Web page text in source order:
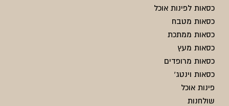
כסאות לפינות אוכל
כסאות מטבח
כסאות ממתכת
כסאות מעץ
כסאות מרופדים
כסאות וינטג'
פינות אוכל
שולחנות